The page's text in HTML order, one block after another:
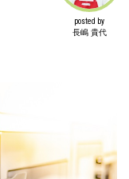
posted by
長嶋 貴代